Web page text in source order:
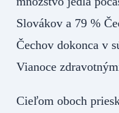
Slovákov a 79 %
Čechov dokonca v
Vianoce
Cieľom oboch